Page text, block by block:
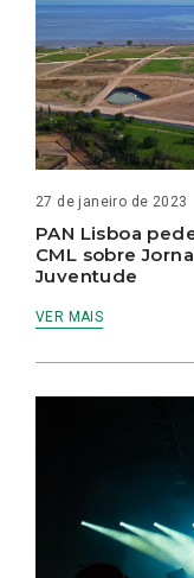
27 de janeiro de 2023
PAN Lisboa
CML sobre
Juventude
VER MAIS